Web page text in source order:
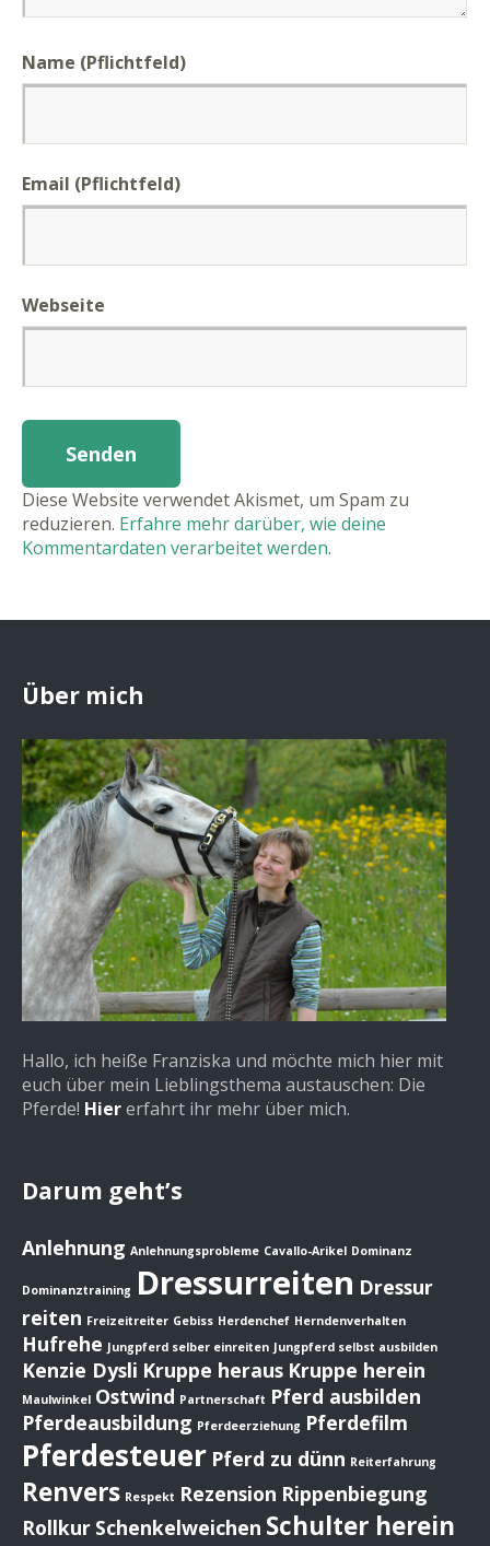
Name (Pflichtfeld)
Email (Pflichtfeld)
Webseite
Diese Website verwendet Akismet, um Spam zu
reduzieren. Erfahre mehr darüber, wie deine
Kommentardaten verarbeitet werden.
Über mich
Hallo, ich heiße Franziska und möchte mich hier mit
euch über mein Lieblingsthema austauschen: Die
Pferde! Hiererfahrt ihr mehr über mich.
Darum geht’s
Anlehnung Anlehnungsprobleme Cavallo-Arikel Dominanz
Dominanztraining Dressurreiten Dressur
reiten Freizeitreiter Gebiss Herdenchef Herndenverhalten
Hufrehe Jungpferd selber einreiten Jungpferd selbst ausbilden
Kenzie Dysli Kruppe heraus Kruppe herein
Maulwinkel Ostwind Partnerschaft Pferd ausbilden
Pferdeausbildung Pferdeerziehung Pferdefilm
Pferdesteuer Pferd zu dünn Reiterfahrung
Renvers Respekt Rezension Rippenbiegung
Rollkur Schenkelweichen Schulter herein